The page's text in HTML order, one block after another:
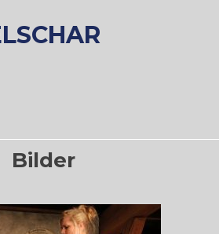
Bilder